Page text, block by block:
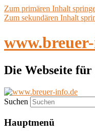
Zum primären Inhalt
Zum sekundären Inhalt
Die Webseite
Suchen
Hauptmenü